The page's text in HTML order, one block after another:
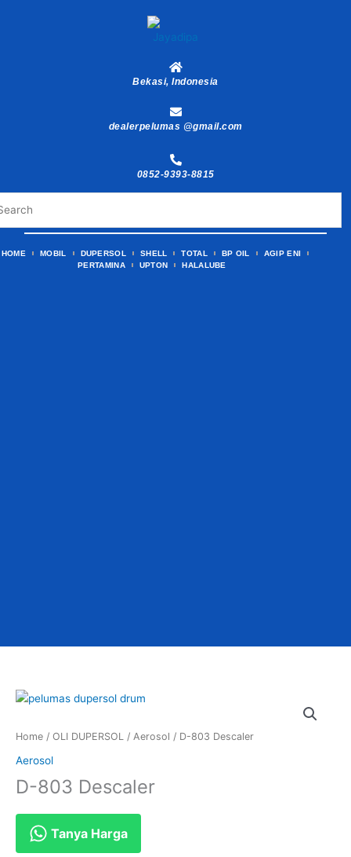
Bekasi, Indonesia
dealerpelumas @gmail.com
0852-9393-8815
HOME MOBIL DUPERSOL SHELL TOTAL BP OIL
AGIP ENI
PERTAMINA
UPTON HALALUBE
Home / OLI DUPERSOL / Aerosol / D-803 Descaler
Aerosol
D-803 Descaler
Tanya Harga